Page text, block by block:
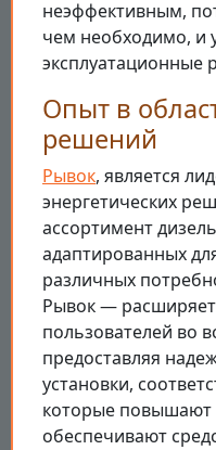
неэффективным,
чем необходимо, и
эксплуатационные
Опыт в
решений
Рывок, является
энергетических
ассортимент
адаптированных
различных
Рывок —
пользователей во
предоставляя
установки,
которые повышают
обеспечивают